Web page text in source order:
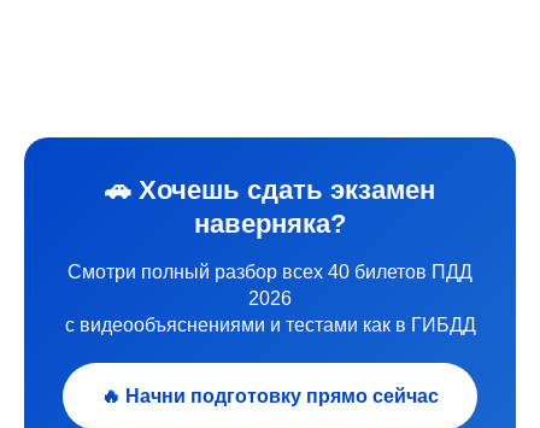
🚗 Хочешь сдать экзамен
наверняка?
Смотри полный разбор всех 40 билетов ПДД
2026
с видеообъяснениями и тестами как в ГИБДД
🔥 Начни подготовку прямо сейчас